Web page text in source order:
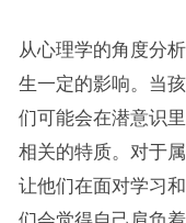
从心理学的角度分
生一定的影响。当
们可能会在潜意识
相关的特质。对于
让他们在面对学习